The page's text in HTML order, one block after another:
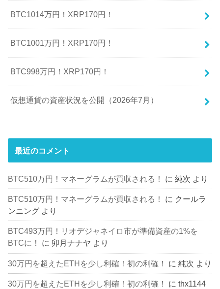
BTC1014万円！XRP170円！
BTC1001万円！XRP170円！
BTC998万円！XRP170円！
仮想通貨の資産状況を公開（2026年7月）
最近のコメント
BTC510万円！マネーグラムが買収される！ に純次 より
BTC510万円！マネーグラムが買収される！ に クールラ
ンニング より
BTC493万円！リオデジャネイロ市が準備資産の1%を
BTCに！
に 卯月ナナヤ より
30万円を超えたETHを少し利確！初の利確！ に純次 より
30万円を超えたETHを少し利確！初の利確！ にthx1144